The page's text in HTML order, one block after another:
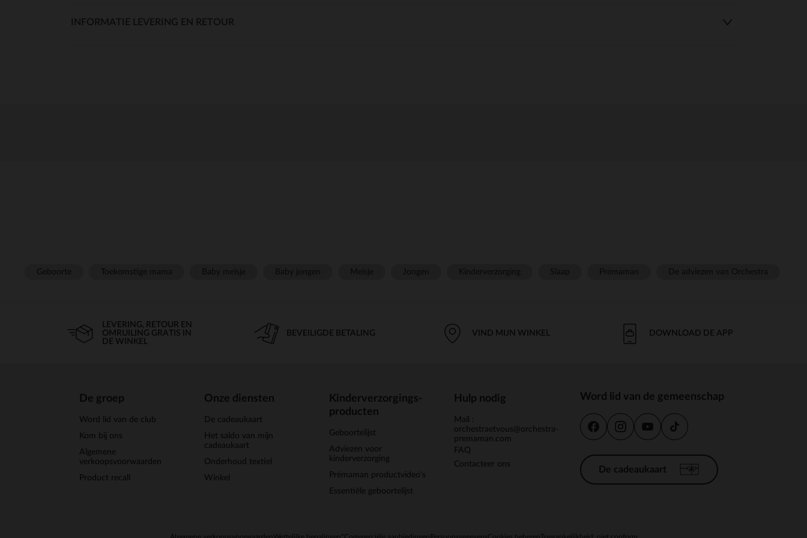
INFORMATIE LEVERING EN RETOUR
LEVERING, RETOUR EN
OMRUILING GRATIS IN
DE WINKEL
BEVEILIGDE BETALING VIND MIJN WINKEL DOWNLOAD DE APP
De groep
Word lid van de club
Kom bij ons
Algemene
verkoopsvoorwaarden
Product recall
Onze diensten
De cadeaukaart
Het saldo van mijn
cadeaukaart
Onderhoud textiel
Winkel
Kinderverzorgings-
producten
Geboortelijst
Adviezen voor
kinderverzorging
Prémaman productvideo's
Essentiële geboortelijst
Hulp nodig
Mail :
orchestraetvous@orchestra-
premaman.com
FAQ
Contacteer ons
Word lid van de gemeenschap
De cadeaukaart